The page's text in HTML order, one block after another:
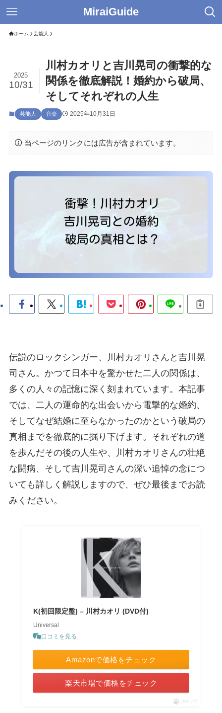
MiraiGuide
ホーム 芸能人
川村カオリと吉川晃司の衝撃的な
関係を徹底解説！婚約から破局、
そしてそれぞれの人生
2025
10/31
芸能人 音楽 2025年10月31日
当ページのリンクには広告が含まれています。
伝説のロックシンガー、川村カオリさんと吉川晃
司さん。かつて日本中を驚かせた二人の関係は、
多くの人々の記憶に深く刻まれています。本記事
では、二人の運命的な出会いから電撃的な婚約、
そしてなぜ結婚に至らなかったのかという破局の
真相までを徹底的に掘り下げます。それぞれの道
を歩んだその後の人生や、川村カオリさんの壮絶
な闘病、そして吉川晃司さんの深い追悼の念につ
いても詳しく解説しますので、ぜひ最後までお読
みください。
K(初回限定盤) – 川村カオリ (DVD付)
Universal
口コミを見る
Amazonで価格をチェック
楽天市場で価格をチェック
ポチップ